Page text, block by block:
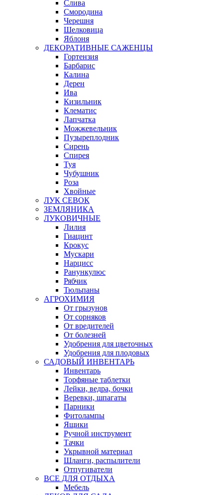
Слива
Смородина
Черешня
Шелковица
Яблоня
ДЕКОРАТИВНЫЕ САЖЕНЦЫ
Гортензия
Барбарис
Калина
Дерен
Ива
Кизильник
Клематис
Лапчатка
Можжевельник
Пузыреплодник
Сирень
Спирея
Туя
Чубушник
Роза
Хвойные
ЛУК СЕВОК
ЗЕМЛЯНИКА
ЛУКОВИЧНЫЕ
Лилия
Гиацинт
Крокус
Мускари
Нарцисс
Ранункулюс
Рябчик
Тюльпаны
АГРОХИМИЯ
От грызунов
От сорняков
От вредителей
От болезней
Удобрения для цветочных
Удобрения для плодовых
САДОВЫЙ ИНВЕНТАРЬ
Инвентарь
Торфяные таблетки
Лейки, ведра, бочки
Веревки, шпагаты
Парники
Фитолампы
Ящики
Ручной инструмент
Тачки
Укрывной материал
Шланги, распылители
Отпугиватели
ВСЕ ДЛЯ ОТДЫХА
Мебель